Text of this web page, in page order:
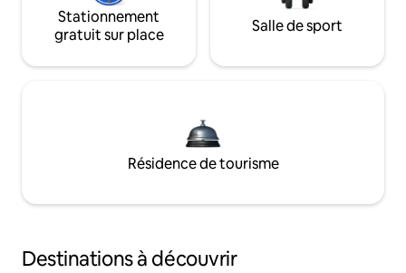
Stationnement
gratuit sur place
Salle de sport
Résidence de tourisme
Destinations à découvrir